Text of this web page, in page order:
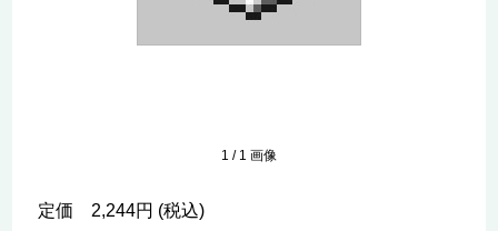
1 / 1 画像
定価 2,244円 (税込)